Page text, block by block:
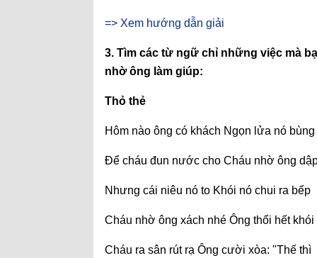
=> Xem hướng dẫn giải
3. Tìm các từ ngữ chỉ những việc mà
nhờ ông làm giúp:
Thỏ thẻ
Hôm nào ông có khách Ngọn lửa nó bùng
Để cháu đun nước cho Cháu nhờ ông
Nhưng cái niêu nó to Khói nó chui ra bếp
Cháu nhờ ông xách nhé Ông thổi hết khói
Cháu ra sân rút rạ Ông cười xòa: "Thế thì